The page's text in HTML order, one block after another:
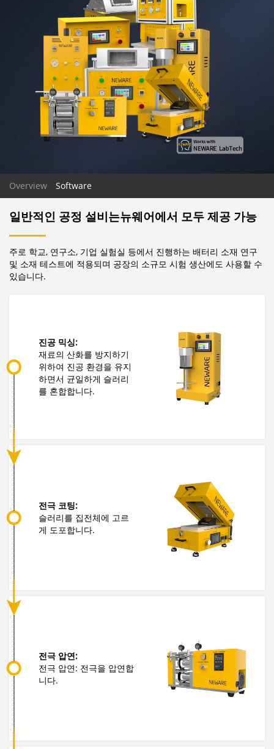
Overview Software
일반적인 공정 설비는뉴웨어에서 모두 제공 가능
주로 학교, 연구소, 기업 실험실 등에서 진행하는 배터리 소재 연구
및 소재 테스트에 적용되며 공장의 소규모 시험 생산에도 사용할 수
있습니다.
진공 믹싱:
재료의 산화를 방지하기
위하여 진공 환경을 유지
하면서 균일하게 슬러리
를 혼합합니다.
전극 코팅:
슬러리를 집전체에 고르
게 도포합니다.
전극 압연:
전극 압연: 전극을 압연합
니다.